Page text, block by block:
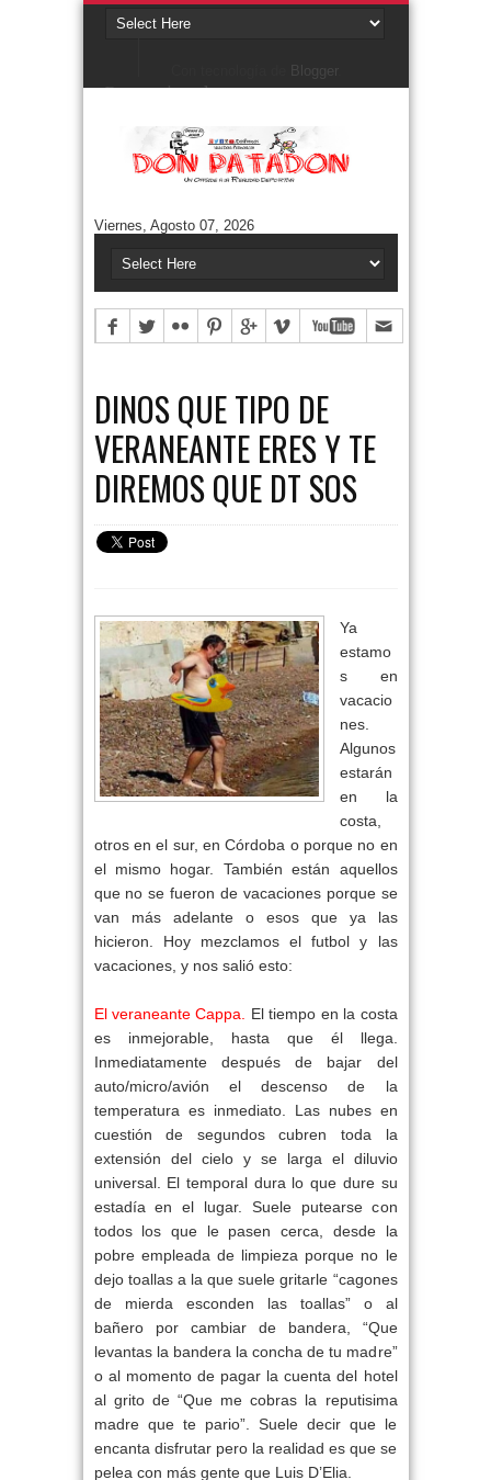
Blogger
Denunciar abuso
Cuentos/ Frases y más
CUENTOS DE FÚTBOL
NIEMBRO
Aguántanos en Twitter
Tweets by DonPatadon
Pages
Viernes, Agosto 07, 2026
DINOS QUE TIPO DE
VERANEANTE ERES Y TE
DIREMOS QUE DT SOS
Ya
estamo
s en
vacacio
nes.
Algunos
estarán
en la
costa,
otros en el sur, en Córdoba o porque no en
el mismo hogar. También están aquellos
que no se fueron de vacaciones porque se
van más adelante o esos que ya las
hicieron. Hoy mezclamos el futbol y las
vacaciones, y nos salió esto:
El veraneante Cappa. El tiempo en la costa
es inmejorable, hasta que él llega.
Inmediatamente después de bajar del
auto/micro/avión el descenso de la
temperatura es inmediato. Las nubes en
cuestión de segundos cubren toda la
extensión del cielo y se larga el diluvio
universal. El temporal dura lo que dure su
estadía en el lugar. Suele putearse con
todos los que le pasen cerca, desde la
pobre empleada de limpieza porque no le
dejo toallas a la que suele gritarle “cagones
de mierda esconden las toallas” o al
bañero por cambiar de bandera, “Que
levantas la bandera la concha de tu madre”
o al momento de pagar la cuenta del hotel
al grito de “Que me cobras la reputisima
madre que te pario”. Suele decir que le
encanta disfrutar pero la realidad es que se
pelea con más gente que Luis D’Elia.